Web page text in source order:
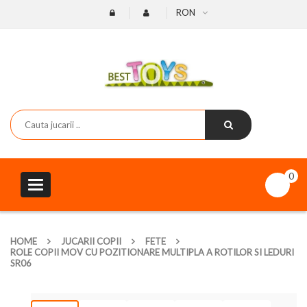
RON
Toggle
navigation
0
HOME JUCARII COPII
FETE
ROLE COPII MOV CU POZITIONARE MULTIPLA A ROTILOR SI LEDURI
SR06